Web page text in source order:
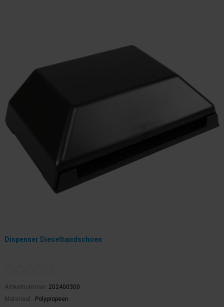
Dispenser Dieselhandschoen
Artikelnummer: 202400300
Materiaal:
Polypropeen